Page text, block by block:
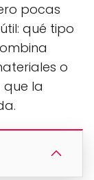
pocas
qué tipo
o
la